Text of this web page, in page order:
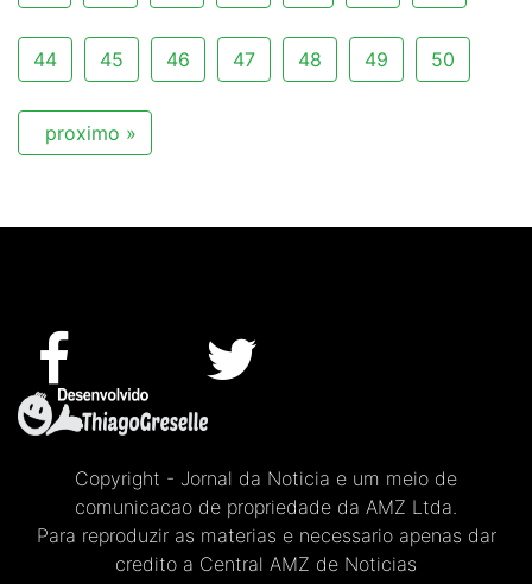
44 45 46 47 48 49 50
proximo »
Copyright - Jornal da Noticia e um meio de
comunicacao de propriedade da AMZ Ltda.
Para reproduzir as materias e necessario apenas dar
credito a Central AMZ de Noticias